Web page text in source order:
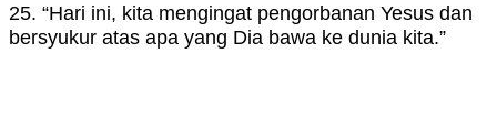
25. “Hari ini, kita mengingat pengorbanan Yesus dan
bersyukur atas apa yang Dia bawa ke dunia kita.”